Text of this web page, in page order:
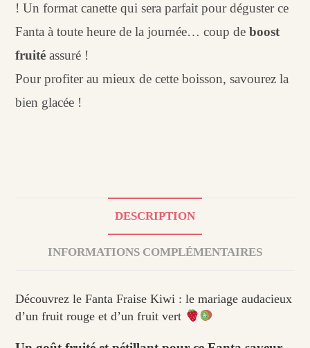
! Un format canette qui sera parfait pour déguster ce
Fanta à toute heure de la journée… coup deboost
fruité assuré !
Pour profiter au mieux de cette boisson, savourez la
bien glacée !
DESCRIPTION
INFORMATIONS COMPLÉMENTAIRES
Découvrez le Fanta Fraise Kiwi : le mariage audacieux
d’un fruit rouge et d’un fruit vert